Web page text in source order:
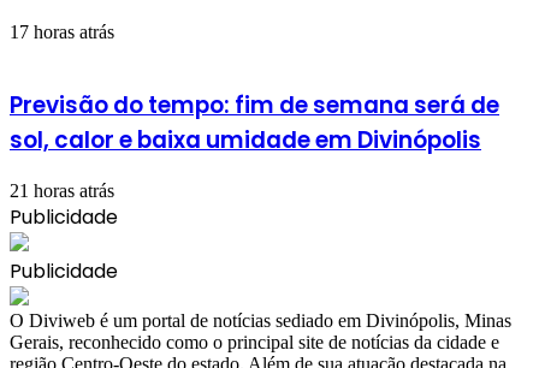
17 horas atrás
Previsão do tempo: fim de semana será de
sol, calor e baixa umidade em Divinópolis
21 horas atrás
Publicidade
Publicidade
​O Diviweb é um portal de notícias sediado em Divinópolis, Minas
Gerais, reconhecido como o principal site de notícias da cidade e
região Centro-Oeste do estado. Além de sua atuação destacada na